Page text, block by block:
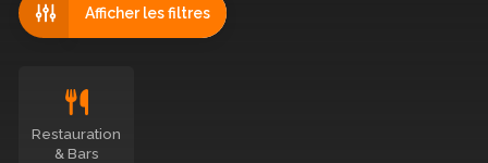
Afficher les filtres
Restauration
& Bars